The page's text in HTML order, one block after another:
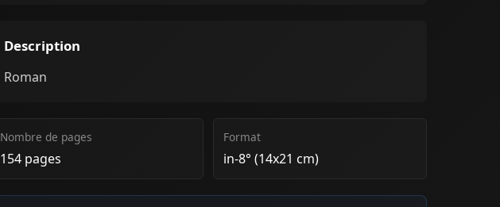
Description
Roman
Nombre de pages
154 pages
Format
in-8° (14x21 cm)